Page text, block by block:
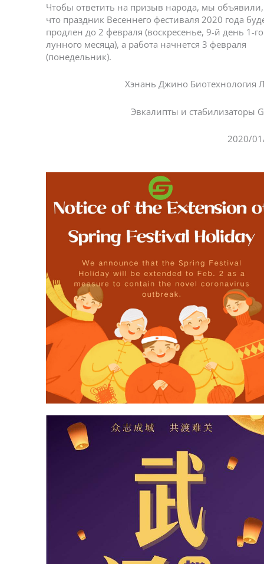
Чтобы ответить на призыв народа, мы объявили,
что праздник Весеннего фестиваля 2020 года
продлен до 2 февраля (воскресенье, 9-й день 1-го
лунного месяца), а работа начнется 3 февраля
(понедельник).
Хэнань Джино Биотехнология
Эвкалипты и стабилизаторы
2020/